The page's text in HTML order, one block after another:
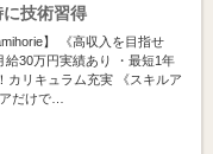
技術習得
】 《高収入を目指せ
給30万円実績あり ・最短1年
カリキュラム充実 《スキルア
だけで…